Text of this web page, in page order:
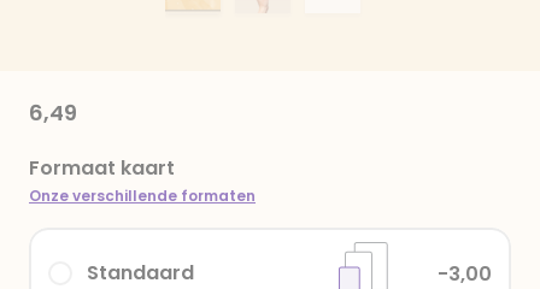
6,49
Formaat kaart
Onze verschillende formaten
Standaard -3,00